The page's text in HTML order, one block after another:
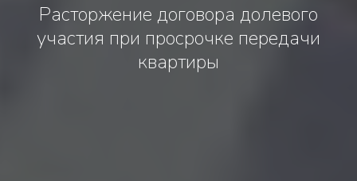
Расторжение договора долевого
участия при просрочке передачи
квартиры